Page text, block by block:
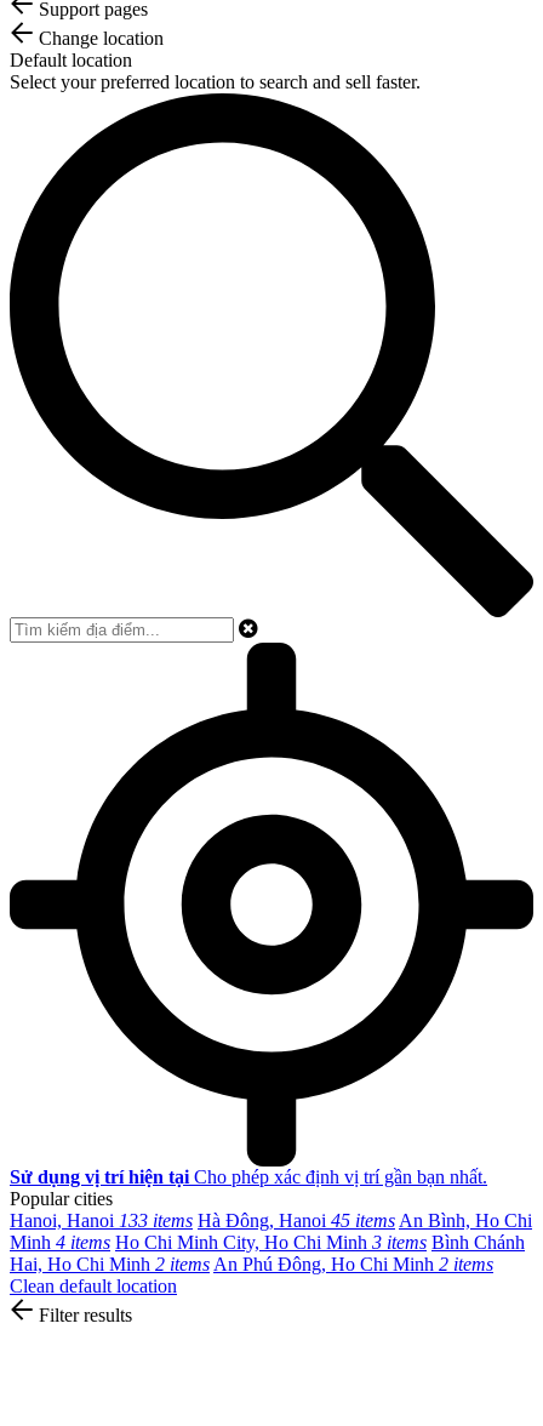
Support pages
Change location
Default location
Select your preferred location to search and sell faster.
Sử dụng vị trí hiện tại Cho phép xác định vị trí gần bạn nhất.
Popular cities
Hanoi, Hanoi 133 items Hà Đông, Hanoi 45 items An Bình, Ho Chi
Minh 4 items Ho Chi Minh City, Ho Chi Minh 3 items Bình Chánh
Hai, Ho Chi Minh 2 items An Phú Đông, Ho Chi Minh 2 items
Clean default location
Filter results